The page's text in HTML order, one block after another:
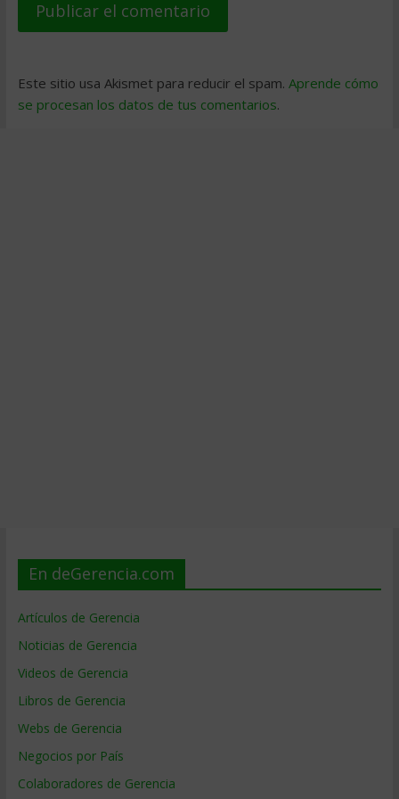
Este sitio usa Akismet para reducir el spam. Aprende cómo
se procesan los datos de tus comentarios.
En deGerencia.com
Artículos de Gerencia
Noticias de Gerencia
Videos de Gerencia
Libros de Gerencia
Webs de Gerencia
Negocios por País
Colaboradores de Gerencia